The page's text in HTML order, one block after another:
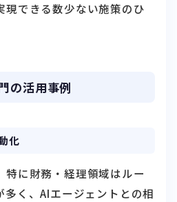
現できる数少ない施策のひ
の活用事例
化
特に財務・経理領域はルー
多く、AIエージェントとの相